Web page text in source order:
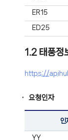
ER15
ED25
1.2 태풍정
https://
요청인자
인
YY